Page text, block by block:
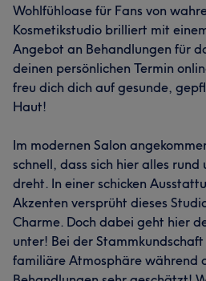
Wohlfühloase für Fans von
Kosmetikstudio brilliert mit
Angebot an Behandlungen für
deinen persönlichen Termin
freu dich dich auf gesunde,
Haut!
Im modernen Salon
schnell, dass sich hier alles rund
dreht. In einer schicken
Akzenten versprüht dieses
Charme. Doch dabei geht hier
unter! Bei der
familiäre Atmosphäre während